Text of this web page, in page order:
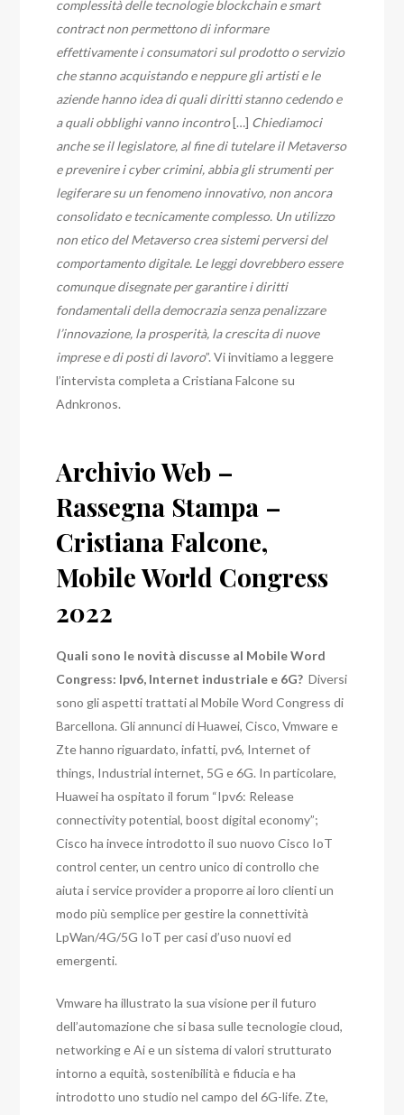
complessità delle tecnologie blockchain e smart
contract non permettono di informare
effettivamente i consumatori sul prodotto o servizio
che stanno acquistando e neppure gli artisti e le
aziende hanno idea di quali diritti stanno cedendo e
a quali obblighi vanno incontro[…] Chiediamoci
anche se il legislatore, al fine di tutelare il Metaverso
e prevenire i cyber crimini, abbia gli strumenti per
legiferare su un fenomeno innovativo, non ancora
consolidato e tecnicamente complesso. Un utilizzo
non etico del Metaverso crea sistemi perversi del
comportamento digitale. Le leggi dovrebbero essere
comunque disegnate per garantire i diritti
fondamentali della democrazia senza penalizzare
l’innovazione, la prosperità, la crescita di nuove
imprese e di posti di lavoro”. Vi invitiamo a leggere
l’intervista completa a Cristiana Falcone su
Adnkronos.
Archivio Web –
Rassegna Stampa –
Cristiana Falcone,
Mobile World Congress
2022
Quali sono le novità discusse al Mobile Word
Congress: Ipv6, Internet industriale e 6G?Diversi
sono gli aspetti trattati al Mobile Word Congress di
Barcellona. Gli annunci di Huawei, Cisco, Vmware e
Zte hanno riguardato, infatti, pv6, Internet of
things, Industrial internet, 5G e 6G. In particolare,
Huawei ha ospitato il forum “Ipv6: Release
connectivity potential, boost digital economy”;
Cisco ha invece introdotto il suo nuovo Cisco IoT
control center, un centro unico di controllo che
aiuta i service provider a proporre ai loro clienti un
modo più semplice per gestire la connettività
LpWan/4G/5G IoT per casi d’uso nuovi ed
emergenti.
Vmware ha illustrato la sua visione per il futuro
dell’automazione che si basa sulle tecnologie cloud,
networking e Ai e un sistema di valori strutturato
intorno a equità, sostenibilità e fiducia e ha
introdotto uno studio nel campo del 6G-life. Zte,